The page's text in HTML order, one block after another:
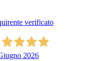
verificato
2026